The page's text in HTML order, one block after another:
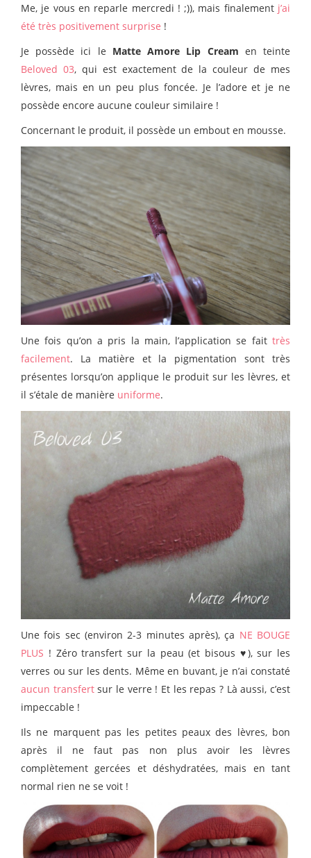
Me, je vous en reparle mercredi ! ;)), mais finalementj’ai
été très positivement surprise !
Je possède ici le Matte Amore Lip Cream en teinte
Beloved 03, qui est exactement de la couleur de mes
lèvres, mais en un peu plus foncée. Je l’adore et je ne
possède encore aucune couleur similaire !
Concernant le produit, il possède un embout en mousse.
Une fois qu’on a pris la main, l’application se fait très
facilement. La matière et la pigmentation sont très
présentes lorsqu’on applique le produit sur les lèvres, et
il s’étale de manière uniforme.
Une fois sec (environ 2-3 minutes après), ça NE BOUGE
PLUS ! Zéro transfert sur la peau (et bisous ♥), sur les
verres ou sur les dents. Même en buvant, je n’ai constaté
aucun transfertsur le verre ! Et les repas ? Là aussi, c’est
impeccable !
Ils ne marquent pas les petites peaux des lèvres, bon
après il ne faut pas non plus avoir les lèvres
complètement gercées et déshydratées, mais en tant
normal rien ne se voit !